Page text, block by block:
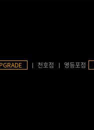
천호점 영등포점